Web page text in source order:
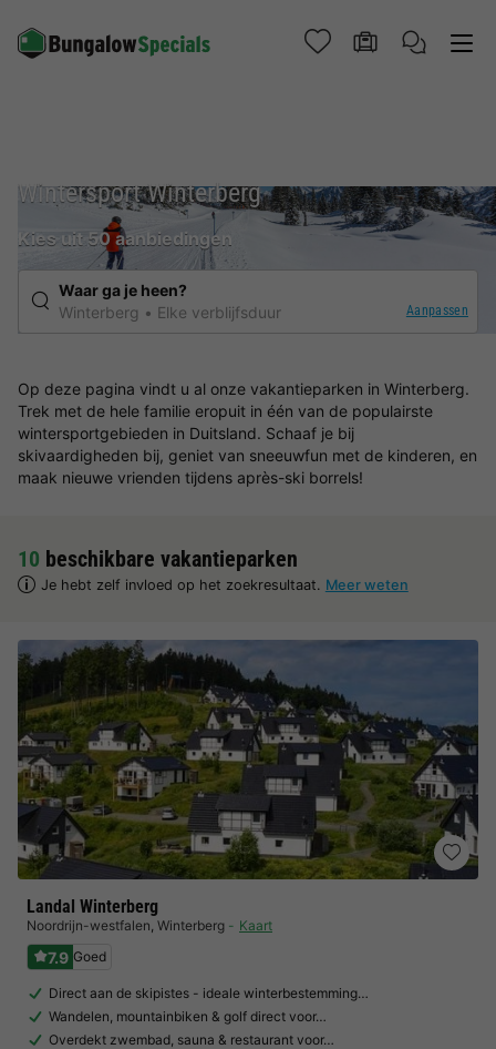
Wintersport Winterberg
Kies uit 50 aanbiedingen
Waar ga je heen?
Winterberg
Elke verblijfsduur Aanpassen
Op deze pagina vindt u al onze vakantieparken in Winterberg.
Trek met de hele familie eropuit in één van de populairste
wintersportgebieden in Duitsland. Schaaf je bij
skivaardigheden bij, geniet van sneeuwfun met de kinderen, en
maak nieuwe vrienden tijdens après-ski borrels!
10 beschikbare vakantieparken
Je hebt zelf invloed op het zoekresultaat. Meer weten
Landal Winterberg
Noordrijn-westfalen, Winterberg Kaart
7.9 Goed
Direct aan de skipistes - ideale winterbestemming…
Wandelen, mountainbiken & golf direct voor…
Overdekt zwembad, sauna & restaurant voor…